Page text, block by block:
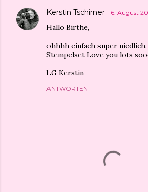
Kerstin Tschirner 16. August
Hallo Birthe,
ohhhh einfach super niedlich.
Stempelset Love you lots
LG Kerstin
ANTWORTEN